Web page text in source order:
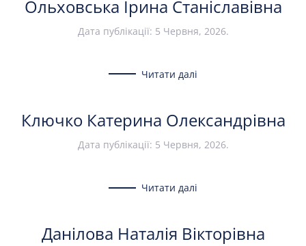
Ольховська Ірина Станіславівна
Дата публікації: 5 Червня, 2026.
Читати далі
Ключко Катерина Олександрівна
Дата публікації: 5 Червня, 2026.
Читати далі
Данілова Наталія Вікторівна